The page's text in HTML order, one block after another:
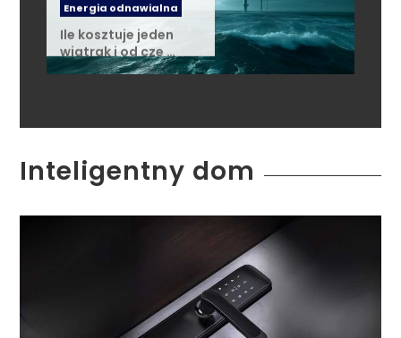
Energia odnawialna
Ile kosztuje jeden
wiatrak i od cze …
Inteligentny dom